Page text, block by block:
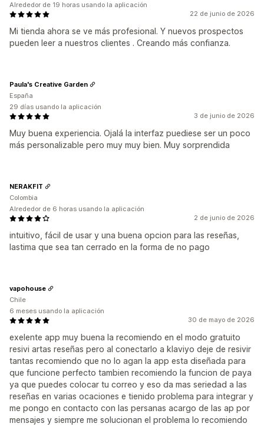
22 de junio de 2026
Mi tienda ahora se ve más profesional. Y nuevos prospectos
pueden leer a nuestros clientes . Creando más confianza.
Alrededor de 19 horas usando la aplicación
3 de junio de 2026
Muy buena experiencia. Ojalá la interfaz puediese ser un poco
más personalizable pero muy muy bien. Muy sorprendida
Paula's Creative Garden
España
29 días usando la aplicación
2 de junio de 2026
intuitivo, fácil de usar y una buena opcion para las reseñas,
lastima que sea tan cerrado en la forma de no pago
NERAKFIT
Colombia
Alrededor de 6 horas usando la aplicación
30 de mayo de 2026
exelente app muy buena la recomiendo en el modo gratuito
resivi artas reseñas pero al conectarlo a klaviyo deje de resivir
tantas recomiendo que no lo agan la app esta diseñada para
que funcione perfecto tambien recomiendo la funcion de paya
ya que puedes colocar tu correo y eso da mas seriedad a las
reseñas en varias ocaciones e tienido problema para integrar y
me pongo en contacto con las persanas acargo de las ap por
mensajes y siempre me solucionan el problema lo recomiendo
vapohouse
Chile
6 meses usando la aplicación